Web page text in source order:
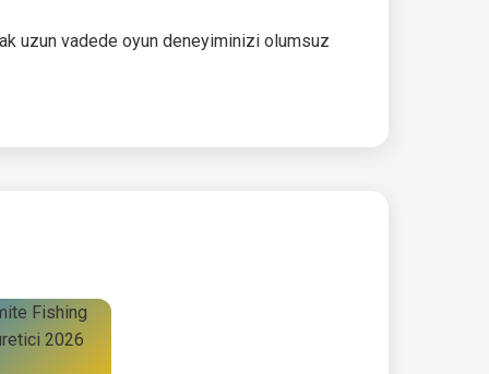
uzun vadede oyun deneyiminizi olumsuz